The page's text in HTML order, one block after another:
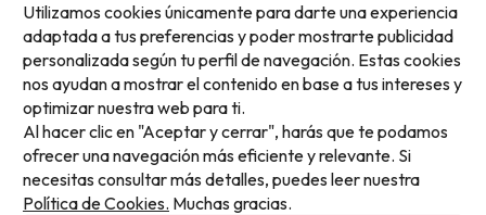
El alojamiento tiene las habitaciones muy dejadas,
necesitan reformar. En cuanto al personal tido muy bien
y la comida excelente. Para una estancia tranquila o
familiar es muy indicado.
Muy bien
No llegas tarde: llegas al siguiente.
Este chollo ya ha caducado, pero cada día lanzamos
nuevas oportunidades para viajar mejor y pagar
menos.
Apúntate y que el próximo no se te escape.
Pon tu mejor e-mail
Utilizamos cookies únicamente para darte una experiencia
adaptada a tus preferencias y poder mostrarte publicidad
personalizada según tu perfil de navegación. Estas cookies
nos ayudan a mostrar el contenido en base a tus intereses y
optimizar nuestra web para ti.
Al hacer clic en "Aceptar y cerrar", harás que te podamos
ofrecer una navegación más eficiente y relevante. Si
necesitas consultar más detalles, puedes leer nuestra
Política de Cookies. Muchas gracias.